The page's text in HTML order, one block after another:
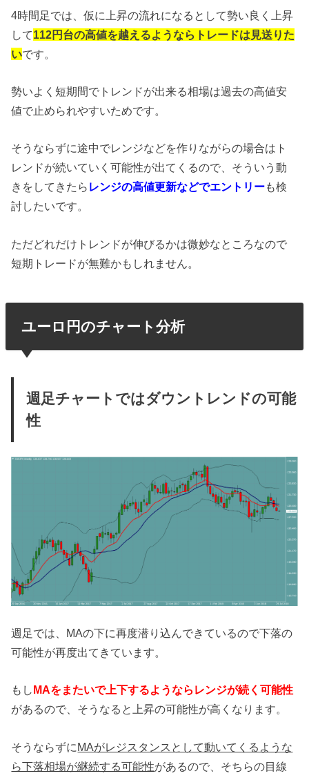
4時間足では、仮に上昇の流れになるとして勢い良く上昇
して112円台の高値を越えるようならトレードは見送りた
いです。
勢いよく短期間でトレンドが出来る相場は過去の高値安
値で止められやすいためです。
そうならずに途中でレンジなどを作りながらの場合はト
レンドが続いていく可能性が出てくるので、そういう動
きをしてきたら レンジの高値更新などでエントリーも検
討したいです。
ただどれだけトレンドが伸びるかは微妙なところなので
短期トレードが無難かもしれません。
ユーロ円のチャート分析
週足チャートではダウントレンドの可能
性
週足では、MAの下に再度潜り込んできているので下落の
可能性が再度出てきています。
もしMAをまたいで上下するようならレンジが続く可能性
があるので、そうなると上昇の可能性が高くなります。
そうならずにMAがレジスタンスとして動いてくるような
ら下落相場が継続する可能性があるので、そちらの目線